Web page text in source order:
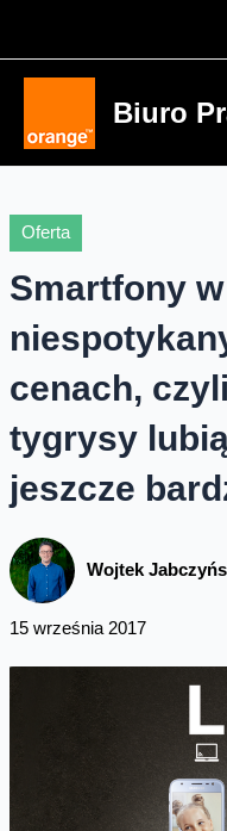
Biuro
Oferta
Smartfony w
cenach,
tygrysy
jeszcze
Wojtek
15 września 2017